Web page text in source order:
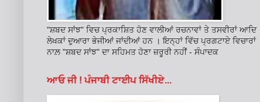
"ਸ਼ਬਦ ਸਾਂਝ" ਵਿਚ ਪ੍ਰਕਾਸ਼ਿਤ ਹੋਣ ਵਾਲੀਆਂ ਰਚਨਾਵਾਂ ਤੇ ਤਸਵੀਰਾਂ ਆਦਿ
ਲੇਖਕਾਂ ਦੁਆਰਾ ਭੇਜੀਆਂ ਜਾਂਦੀਆਂ ਹਨ । ਇਨ੍ਹਾਂ ਵਿੱਚ ਪ੍ਰਗਟਾਏ ਵਿਚਾਰਾਂ
ਨਾਲ਼ "ਸ਼ਬਦ ਸਾਂਝ" ਦਾ ਸਹਿਮਤ ਹੋਣਾ ਜ਼ਰੂਰੀ ਨਹੀਂ - ਸੰਪਾਦਕ
ਆਓ ਜੀ ! ਪੰਜਾਬੀ ਟਾਈਪ ਸਿੱਖੀਏ...